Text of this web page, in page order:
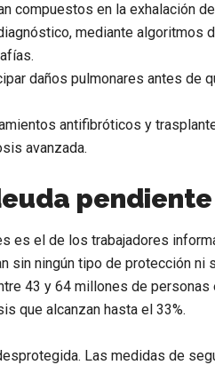
compuestos en la exhalación
mediante algoritmos
daños pulmonares antes de
antifibróticos y
avanzada.
pendiente
es el de los trabajadores
sin ningún tipo de protección ni
43 y 64 millones de
que alcanzan hasta el 33%.
Las medidas de